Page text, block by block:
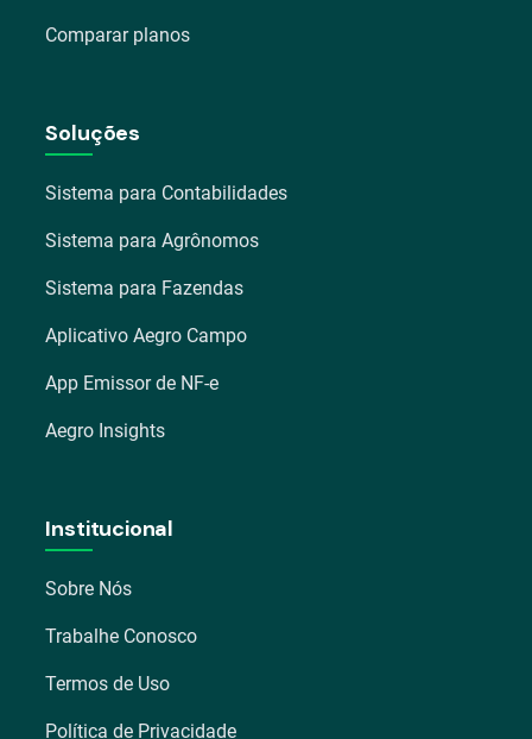
Comparar planos
Soluções
Sistema para Contabilidades
Sistema para Agrônomos
Sistema para Fazendas
Aplicativo Aegro Campo
App Emissor de NF-e
Aegro Insights
Institucional
Sobre Nós
Trabalhe Conosco
Termos de Uso
Política de Privacidade